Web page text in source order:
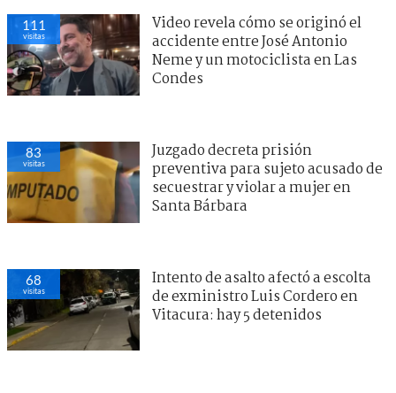
111
visitas
Video revela cómo se originó el
accidente entre José Antonio
Neme y un motociclista en Las
Condes
83
visitas
Juzgado decreta prisión
preventiva para sujeto acusado de
secuestrar y violar a mujer en
Santa Bárbara
68
visitas
Intento de asalto afectó a escolta
de exministro Luis Cordero en
Vitacura: hay 5 detenidos